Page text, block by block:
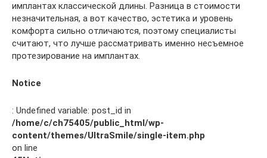
имплантах классической длины. Разница в стоимости
незначительная, а вот качество, эстетика и уровень
комфорта сильно отличаются, поэтому специалисты
считают, что лучше рассматривать именно несъемное
протезирование на имплантах.
Notice
: Undefined variable: post_id in
/home/c/ch75405/public_html/wp-
content/themes/UltraSmile/single-item.php
on line